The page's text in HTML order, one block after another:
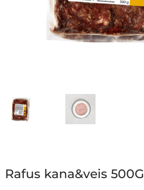
Rafus kana&veis 500G